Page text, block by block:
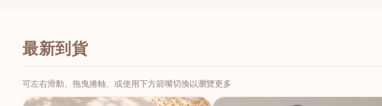
最新到貨
可左右滑動、拖曳捲軸、或使用下方箭嘴切換以瀏覽更多